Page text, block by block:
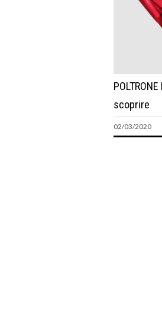
scoprire
02/03/2020